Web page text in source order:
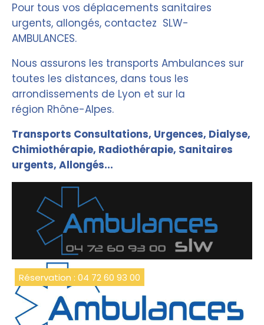
Pour tous vos déplacements sanitaires
urgents, allongés, contactez SLW-
AMBULANCES.
Nous assurons les transports Ambulances sur
toutes les distances, dans tous les
arrondissements de Lyon et sur la
région Rhône-Alpes.
Transports Consultations, Urgences, Dialyse,
Chimiothérapie, Radiothérapie, Sanitaires
urgents, Allongés...
Réservation : 04 72 60 93 00